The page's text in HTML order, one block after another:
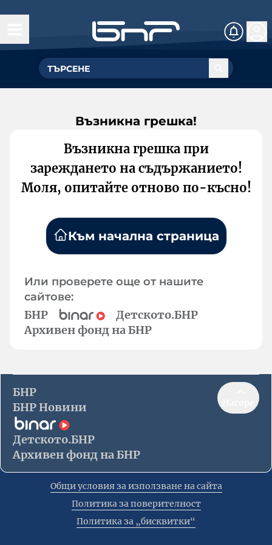
Възникна грешка!
Възникна грешка при
зареждането на съдържанието!
Моля, опитайте отново по-късно!
Към начална страница
Или проверете още от нашите
сайтове:
БНР
Детското.БНР
Архивен фонд на БНР
БНР
БНР Новини
Детското.БНР
Архивен фонд на БНР
Общи условия за използване на сайта
Политика за поверителност
Политика за „бисквитки“